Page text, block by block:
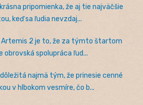
pripomienka, že aj tie najväčšie
keď sa ľudia nevzdaj...
Artemis 2 je to, že za týmto štartom
obrovská spolupráca ľud...
najmä tým, že prinesie cenné
v hlbokom vesmíre, čo b...